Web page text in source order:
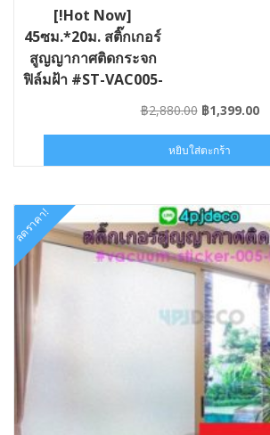
[!Hot Now]
45ซม.*20ม. สติ๊กเกอร์
สูญญากาศติดกระจก
ฟิล์มฝ้า #ST-VAC005-
฿2,880.00 Original
was:
฿2,880.00.
฿1,399.00
฿
หยิบใส่ตะกร้า
ลดราคา!